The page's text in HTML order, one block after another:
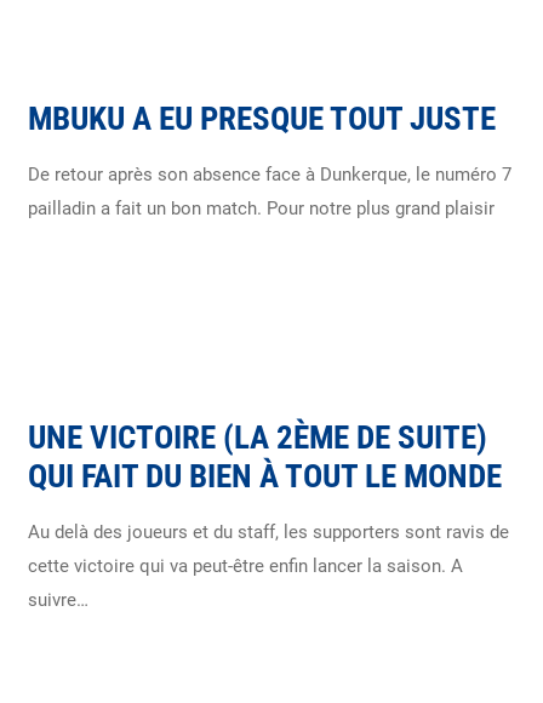
MBUKU A EU PRESQUE TOUT JUSTE
De retour après son absence face à Dunkerque, le numéro 7
pailladin a fait un bon match. Pour notre plus grand plaisir
UNE VICTOIRE (LA 2ÈME DE SUITE)
QUI FAIT DU BIEN À TOUT LE MONDE
Au delà des joueurs et du staff, les supporters sont ravis de
cette victoire qui va peut-être enfin lancer la saison. A
suivre…